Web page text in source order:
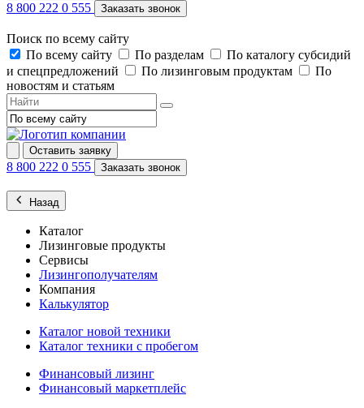
8 800 222 0 555 Заказать звонок
Поиск по всему сайту
По всему сайту
По разделам
По каталогу субсидий
и спецпредложений
По лизинговым продуктам
По
новостям и статьям
Оставить заявку
8 800 222 0 555 Заказать звонок
Назад
Каталог
Лизинговые продукты
Сервисы
Лизингополучателям
Компания
Калькулятор
Каталог новой техники
Каталог техники с пробегом
Финансовый лизинг
Финансовый маркетплейс